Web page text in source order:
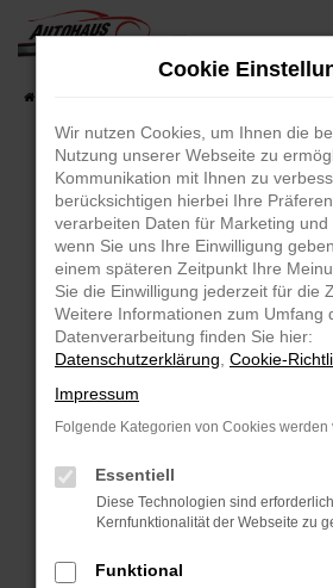
Zum
Hauptinhalt
Fehler: Network Error
Beim Laden ist ein Fehler
Hier sind ein paar Tipps, die dir
Überprüfe deine Firewall
Internetverbindung.
Laden andere Webseiten, zum
Suchmaschine?
Prüfe deine
Manche Erweiterungen, wie
können das Laden bestimmter
verhindern. Funktioniert die
Fenster?
Cookie
Wir nutzen Cookies, um Ihnen die
Nutzung unserer Webseite zu
Kommunikation mit Ihnen zu
berücksichtigen hierbei Ihre
verarbeiten Daten für Marketing und
wenn Sie uns Ihre Einwilligung
einem späteren Zeitpunkt Ihre
Sie die Einwilligung jederzeit für die
Weitere Informationen zum Umfang
Datenverarbeitung finden Sie hier:
Datenschutzerklärung Cookie-
Impressum
Folgende Kategorien von Cookies werden
Essentiell
Diese Technologien sind
Kernfunktionalität der Webseite zu
Funktional